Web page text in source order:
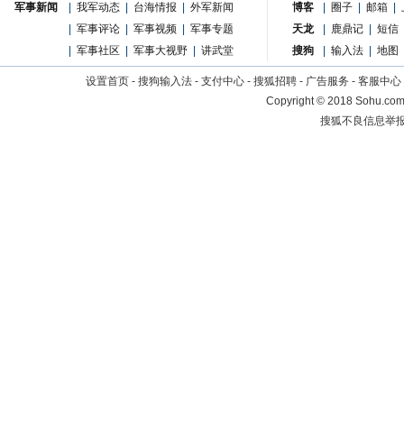
军事新闻 我军动态 台海情报
外军新闻
军事评论 军事视频
军事专题
军事社区 军事大视野 讲武堂
博客 圈子 邮箱
天龙
鹿鼎记
短信
搜狗
输入法 地图
设置首页 - 搜狗输入法 - 支付中心 - 搜狐招聘 - 广告服务 - 客服中心
Copyright©2018
搜狐不良信息举